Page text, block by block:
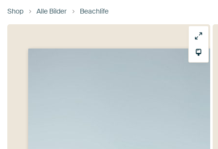
Shop Alle Bilder Beachlife